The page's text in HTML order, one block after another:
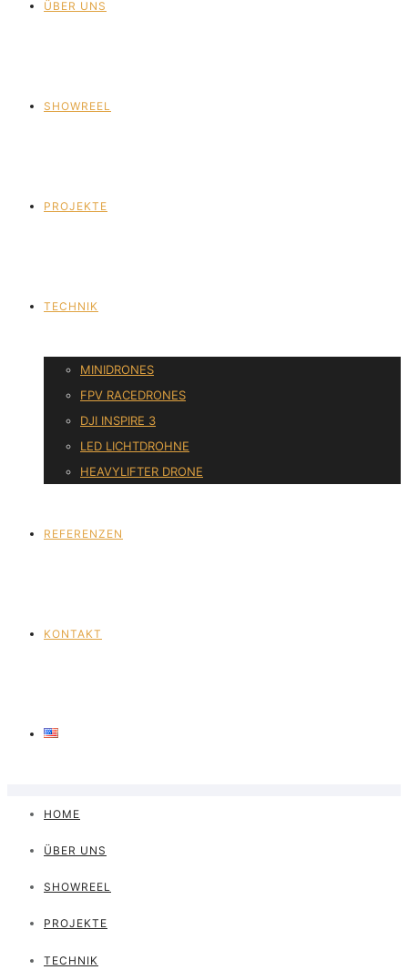
ÜBER UNS
SHOWREEL
PROJEKTE
TECHNIK
MINIDRONES
FPV RACEDRONES
DJI INSPIRE 3
LED LICHTDROHNE
HEAVYLIFTER DRONE
REFERENZEN
KONTAKT
HOME
ÜBER UNS
SHOWREEL
PROJEKTE
TECHNIK